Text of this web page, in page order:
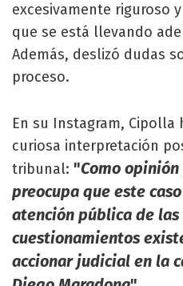
excesivamente riguroso
que se está llevando
Además, deslizó dudas
proceso.
En su Instagram, Cipolla
curiosa interpretación
tribunal: "Como
preocupa que este
atención pública de
cuestionamientos
accionar judicial en la